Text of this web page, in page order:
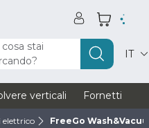
stai
IT
verticali Fornetti
elettrico FreeGo